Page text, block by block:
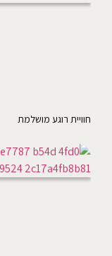
חוויית רוגע מושלמת